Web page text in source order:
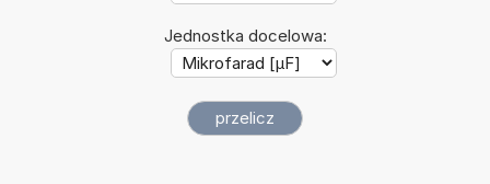
Jednostka docelowa: